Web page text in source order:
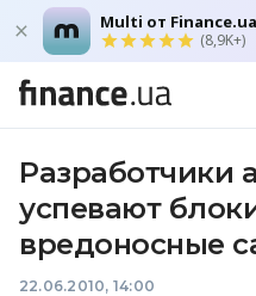
Multi от Finance.ua
(8,9K+)
Разработчики
успевают
вредоносные
22.06.2010, 14:00